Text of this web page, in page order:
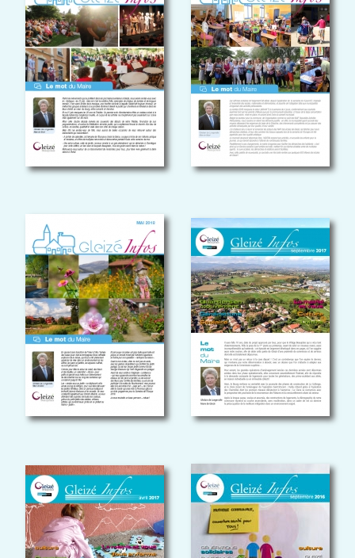
GLEIZÉ INFOS
Mai 2018
GLEIZÉ INFOS
Septembre 2017
GLEIZÉ INFOS
Avril 2017
GLEIZÉ INFOS
SEPTEMBRE 2016
GLEIZÉ INFOS
MAI 2016
GLEIZÉ INFOS
SEPTEMBRE 2015